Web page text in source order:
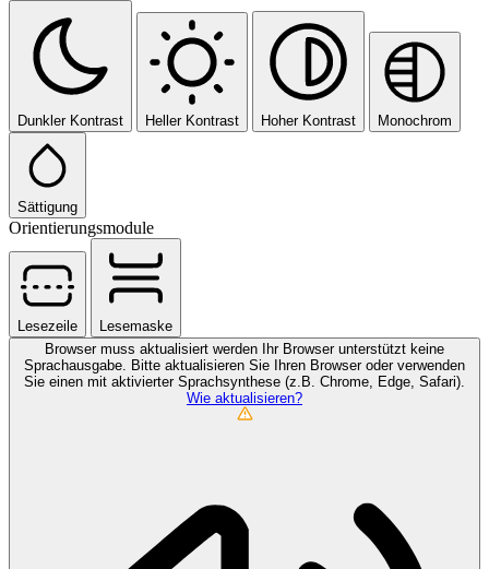
Dunkler Kontrast Heller Kontrast Hoher Kontrast Monochrom
Sättigung
Orientierungsmodule
Lesezeile
Lesemaske
Browser muss aktualisiert werden Ihr Browser unterstützt keine
Sprachausgabe. Bitte aktualisieren Sie Ihren Browser oder verwenden
Sie einen mit aktivierter Sprachsynthese (z.B. Chrome, Edge, Safari).
Wie aktualisieren?